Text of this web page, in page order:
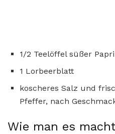
1/2 Teelöffel süßer
1 Lorbeerblatt
koscheres Salz und
Pfeffer, nach
Wie man es